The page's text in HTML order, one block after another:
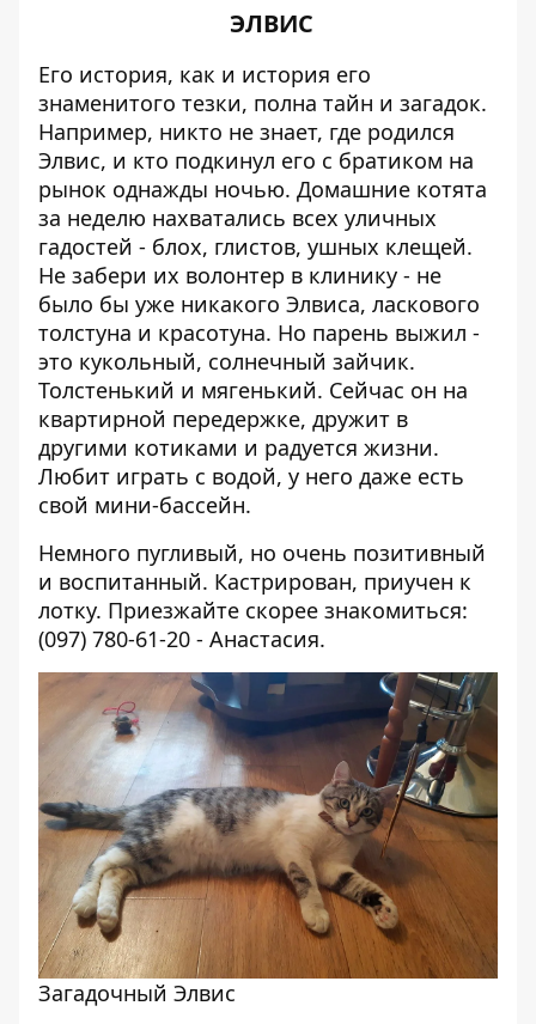
ЭЛВИС
Его история, как и история его
знаменитого тезки, полна тайн и загадок.
Например, никто не знает, где родился
Элвис, и кто подкинул его с братиком на
рынок однажды ночью. Домашние котята
за неделю нахватались всех уличных
гадостей - блох, глистов, ушных клещей.
Не забери их волонтер в клинику - не
было бы уже никакого Элвиса, ласкового
толстуна и красотуна. Но парень выжил -
это кукольный, солнечный зайчик.
Толстенький и мягенький. Сейчас он на
квартирной передержке, дружит в
другими котиками и радуется жизни.
Любит играть с водой, у него даже есть
свой мини-бассейн.
Немного пугливый, но очень позитивный
и воспитанный. Кастрирован, приучен к
лотку. Приезжайте скорее знакомиться:
(097) 780-61-20 - Анастасия.
Загадочный Элвис